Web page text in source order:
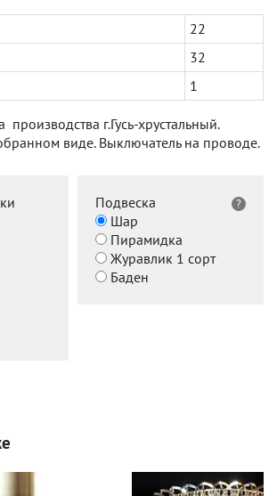
22
32
1
производства г.Гусь-хрустальный.
виде. Выключатель на проводе.
Подвеска ?
Шар
Пирамидка
Журавлик 1 сорт
Баден